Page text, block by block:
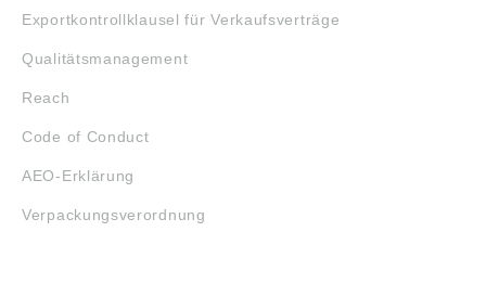
Exportkontrollklausel für Verkaufsverträge
Qualitätsmanagement
Reach
Code of Conduct
AEO-Erklärung
Verpackungsverordnung